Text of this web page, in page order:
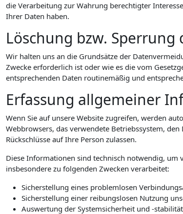
die Verarbeitung zur Wahrung berechtigter
Ihrer Daten haben.
Löschung bzw. Sperrung
Wir halten uns an die Grundsätze der
Zwecke erforderlich ist oder wie es die vom
entsprechenden Daten routinemäßig und
Erfassung allgemeiner
Wenn Sie auf unsere Website zugreifen, werden
Webbrowsers, das verwendete Betriebssystem,
Rückschlüsse auf Ihre Person zulassen.
Diese Informationen sind technisch notwendig, um
insbesondere zu folgenden Zwecken verarbeitet:
Sicherstellung eines problemlosen
Sicherstellung einer reibungslosen Nutzung
Auswertung der Systemsicherheit und -